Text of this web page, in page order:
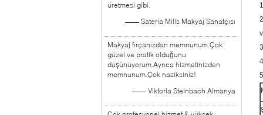
üretmesi gibi.
—— Sateria Mills Makyaj Sanatçısı
Makyaj fırçanızdan memnunum.Çok
güzel ve pratik olduğunu
düşünüyorum.Ayrıca hizmetinizden
memnunum.Çok naziksiniz!
—— Viktoria Steinbach Almanya